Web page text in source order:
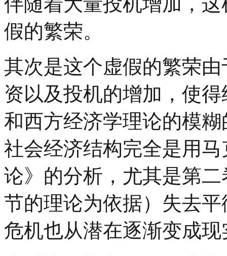
假的繁荣。
其次是这个虚假的繁荣
资以及投机的增加，使
和西方经济学理论的模
社会经济结构完全是用
论》的分析，尤其是第
节的理论为依据）失去
危机也从潜在逐渐变成现